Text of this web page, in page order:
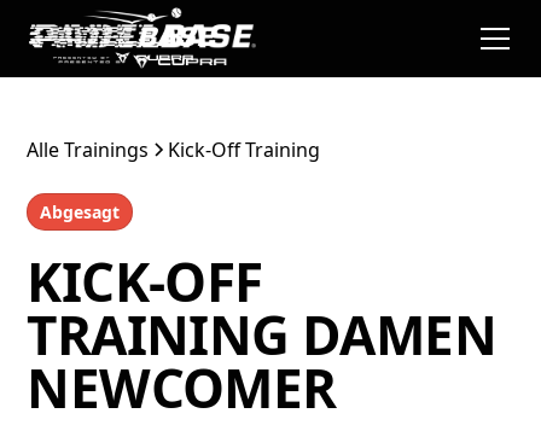
Alle Trainings Kick-Off Training
Abgesagt
KICK-OFF
TRAINING DAMEN
NEWCOMER